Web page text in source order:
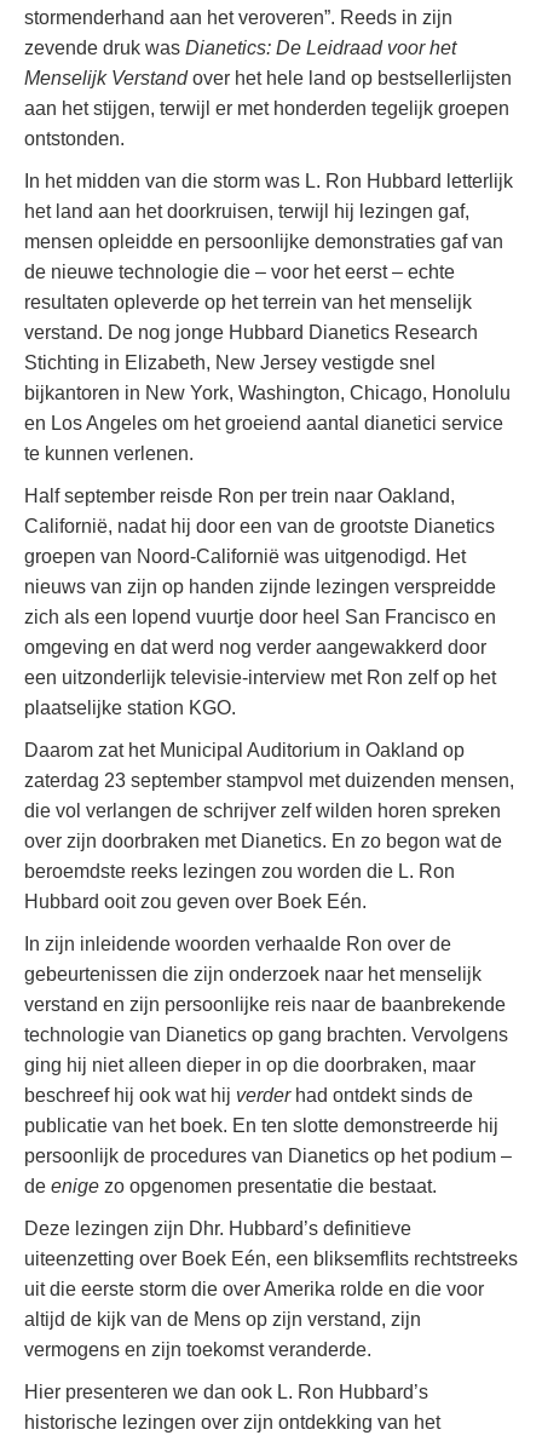
stormenderhand aan het veroveren”. Reeds in zijn
zevende druk was Dianetics: De Leidraad voor het
Menselijk Verstandover het hele land op bestsellerlijsten
aan het stijgen, terwijl er met honderden tegelijk groepen
ontstonden.
In het midden van die storm was L. Ron Hubbard letterlijk
het land aan het doorkruisen, terwijl hij lezingen gaf,
mensen opleidde en persoonlijke demonstraties gaf van
de nieuwe technologie die – voor het eerst – echte
resultaten opleverde op het terrein van het menselijk
verstand. De nog jonge Hubbard Dianetics Research
Stichting in Elizabeth, New Jersey vestigde snel
bijkantoren in New York, Washington, Chicago, Honolulu
en Los Angeles om het groeiend aantal dianetici service
te kunnen verlenen.
Half september reisde Ron per trein naar Oakland,
Californië, nadat hij door een van de grootste Dianetics
groepen van Noord-Californië was uitgenodigd. Het
nieuws van zijn op handen zijnde lezingen verspreidde
zich als een lopend vuurtje door heel San Francisco en
omgeving en dat werd nog verder aangewakkerd door
een uitzonderlijk televisie-interview met Ron zelf op het
plaatselijke station KGO.
Daarom zat het Municipal Auditorium in Oakland op
zaterdag 23 september stampvol met duizenden mensen,
die vol verlangen de schrijver zelf wilden horen spreken
over zijn doorbraken met Dianetics. En zo begon wat de
beroemdste reeks lezingen zou worden die L. Ron
Hubbard ooit zou geven over Boek Eén.
In zijn inleidende woorden verhaalde Ron over de
gebeurtenissen die zijn onderzoek naar het menselijk
verstand en zijn persoonlijke reis naar de baanbrekende
technologie van Dianetics op gang brachten. Vervolgens
ging hij niet alleen dieper in op die doorbraken, maar
beschreef hij ook wat hij verderhad ontdekt sinds de
publicatie van het boek. En ten slotte demonstreerde hij
persoonlijk de procedures van Dianetics op het podium –
de enige zo opgenomen presentatie die bestaat.
Deze lezingen zijn Dhr. Hubbard’s definitieve
uiteenzetting over Boek Eén, een bliksemflits rechtstreeks
uit die eerste storm die over Amerika rolde en die voor
altijd de kijk van de Mens op zijn verstand, zijn
vermogens en zijn toekomst veranderde.
Hier presenteren we dan ook L. Ron Hubbard’s
historische lezingen over zijn ontdekking van het